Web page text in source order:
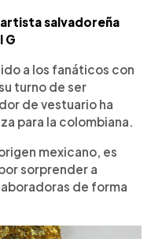
salvadoreña
G
a los fanáticos con
turno de ser
de vestuario ha
para la colombiana.
mexicano, es
sorprender a
de forma